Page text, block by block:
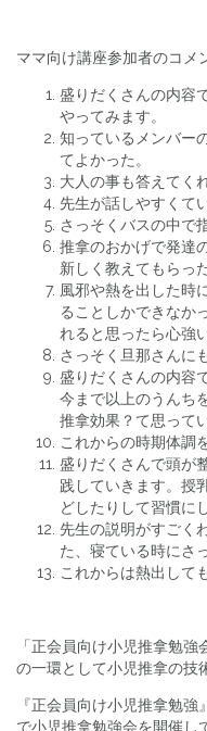
ママ向け講座参加者のコメ
盛りだくさんの内容
やってみます。
知っているメンバー
てよかった。
大人の事も答えてく
先生が話しやすくて
さっそくバスの中で
推拿のおかげで発達
新しく教えてもらっ
風邪や熱を出した時
ることしかできなか
れると思ったら心強
さっそく旦那さんに
盛りだくさんの内容
今まで以上のうんち
推拿効果？て思って
これからの時期体調
盛りだくさんで頭が
践していきます。授
どしたりして習慣に
先生の説明がすごく
た、寝ている時にさ
これからは熱出して
「正会員向け小児推拿勉
の一環として小児推拿の技
『正会員向け小児推拿勉
で小児推拿勉強会を開催し